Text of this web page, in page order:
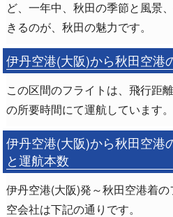
ど、一年中、秋田の季節と風景
きるのが、秋田の魅力です。
伊丹空港(大阪)から秋田空港
この区間のフライトは、飛行距
の所要時間にて運航しています。
伊丹空港(大阪)から秋田空港
と運航本数
伊丹空港(大阪)発～秋田空港着
空会社は下記の通りです。